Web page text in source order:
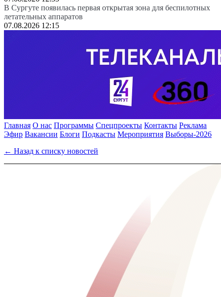
В Сургуте появилась первая открытая зона для беспилотных
летательных аппаратов
07.08.2026 12:15
Главная О нас Программы Спецпроекты Контакты Реклама
Эфир Вакансии Блоги Подкасты Мероприятия Выборы-2026
← Назад к списку новостей